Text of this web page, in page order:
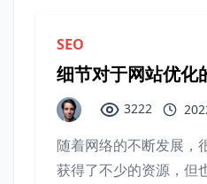
SEO
细节对于网站优化
3222
随着网络的不断发展，
获得了不少的资源，但